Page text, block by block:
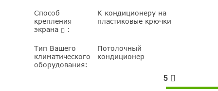
Способ
крепления
экрана
:
К кондиционеру на
пластиковые крючки
Тип Вашего
климатического
оборудования:
Потолочный
кондиционер
5